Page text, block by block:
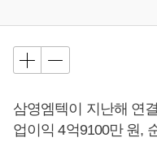
삼영엠텍이 지난해 연
업이익 4억9100만 원,